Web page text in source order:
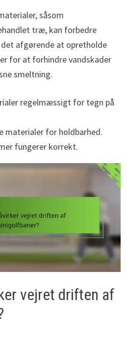
såsom
træ, kan forbedre
afgørende at opretholde
for at forhindre vandskader
smeltning.
regelmæssigt for tegn på
materialer for holdbarhed.
fungerer korrekt.
vejret driften af